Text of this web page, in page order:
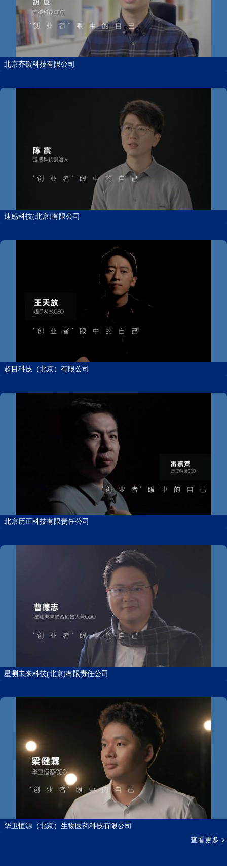
北京齐碳科技有限公司
速感科技(北京)有限公司
超目科技（北京）有限公司
北京历正科技有限责任公司
星测未来科技(北京)有限责任公司
华卫恒源（北京）生物医药科技有限公司
查看更多